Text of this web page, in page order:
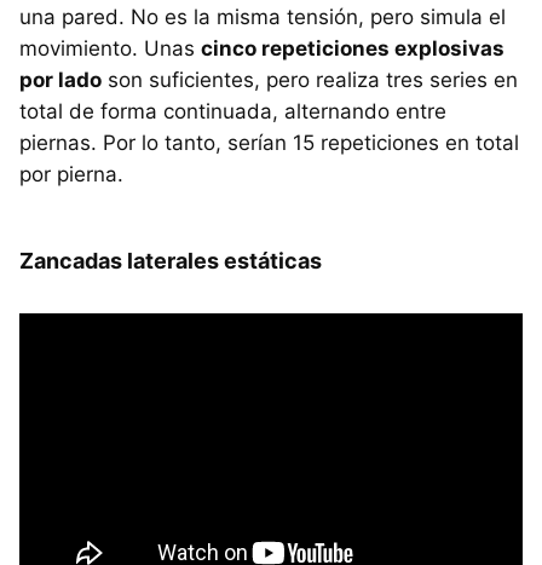
una pared. No es la misma tensión, pero simula el
movimiento. Unas cinco repeticiones explosivas
por lado son suficientes, pero realiza tres series en
total de forma continuada, alternando entre
piernas. Por lo tanto, serían 15 repeticiones en total
por pierna.
Zancadas laterales estáticas